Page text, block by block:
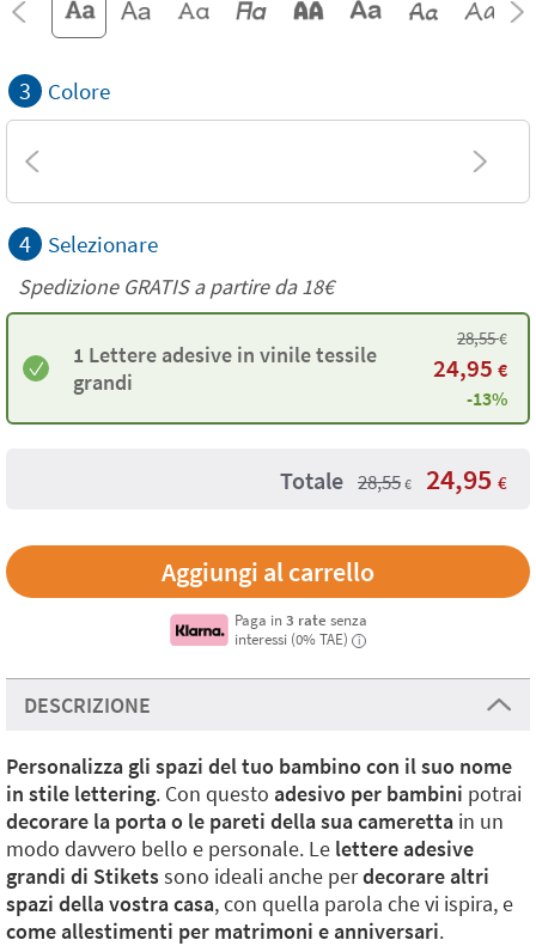
3 Colore
4 Selezionare
Spedizione GRATIS a partire da18€
1 Lettere adesive in vinile tessile
grandi
28,55€
24,95 €
-13%
Totale 28,55 € 24,95 €
Paga in 3 rate senza
interessi (0% TAE)
i
DESCRIZIONE
Personalizza gli spazi del tuo bambino con il suo nome
in stile lettering. Con questo adesivo per bambini potrai
decorare la porta o le pareti della sua cameretta in un
modo davvero bello e personale. Le lettere adesive
grandi di Stiketssono ideali anche perdecorare altri
spazi della vostra casa, con quella parola che vi ispira, e
come allestimenti per matrimoni e anniversari.